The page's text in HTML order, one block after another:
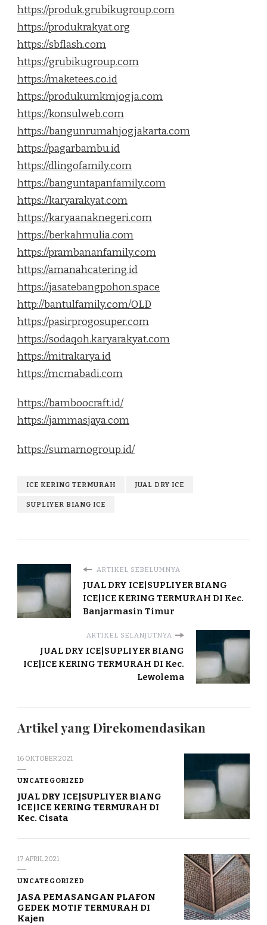
https://produk.grubikugroup.com
https://produkrakyat.org
https://sbflash.com
https://grubikugroup.com
https://maketees.co.id
https://produkumkmjogja.com
https://konsulweb.com
https://bangunrumahjogjakarta.com
https://pagarbambu.id
https://dlingofamily.com
https://banguntapanfamily.com
https://karyarakyat.com
https://karyaanaknegeri.com
https://berkahmulia.com
https://prambananfamily.com
https://amanahcatering.id
https://jasatebangpohon.space
http://bantulfamily.com/OLD
https://pasirprogosuper.com
https://sodaqoh.karyarakyat.com
https://mitrakarya.id
https://mcmabadi.com
https://bamboocraft.id/
https://jammasjaya.com
https://sumarnogroup.id/
ICE KERING TERMURAH JUAL DRY ICE
SUPLIYER BIANG ICE
ARTIKEL SEBELUMNYA
JUAL DRY ICE|SUPLIYER BIANG
ICE|ICE KERING TERMURAH DI Kec.
Banjarmasin Timur
ARTIKEL SELANJUTNYA
JUAL DRY ICE|SUPLIYER BIANG
ICE|ICE KERING TERMURAH DI Kec.
Lewolema
Artikel yang Direkomendasikan
16 OKTOBER 2021
UNCATEGORIZED
JUAL DRY ICE|SUPLIYER BIANG
ICE|ICE KERING TERMURAH DI
Kec. Cisata
17 APRIL 2021
UNCATEGORIZED
JASA PEMASANGAN PLAFON
GEDEK MOTIF TERMURAH DI
Kajen